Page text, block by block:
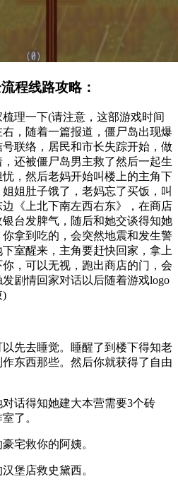
程线路攻略：
一下(请注意，这部游戏时间
，随着一篇报道，僵尸岛出现爆
联络，居民和市长失踪开始，做
还被僵尸岛男主救了然后一起生
，然后老妈开始叫楼上的主角下
姐肚子饿了，老妈忘了买饭，叫
《上北下南左西右东》，在商店
台发脾气，随后和她交谈得知她
拿到吃的，会突然地震和发生警
室醒来，主角要赶快回家，拿上
，可以无视，跑出商店的门，会
剧情回家对话以后随着游戏logo
)
去睡觉。睡醒了到楼下得知老
东西那些。然后你就获得了自由
得知她建大本营需要3个砖
了。
宅救你的阿姨。
堡店救史黛西。